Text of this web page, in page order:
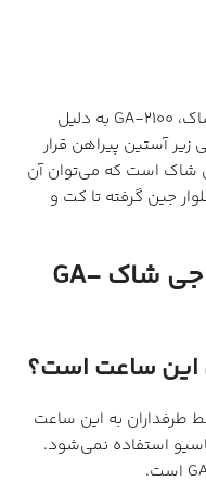
برخلاف بسیاری از مدل‌های بزرگ جی شاک، GA-2100 به دلیل
آستین پیراهن قرار
شاک است که می‌توان آن
جین گرفته تا کت و
سوالات متداول مختص جی شاک GA-
این ساعت است؟
طرفداران به این ساعت
استفاده نمی‌شود.